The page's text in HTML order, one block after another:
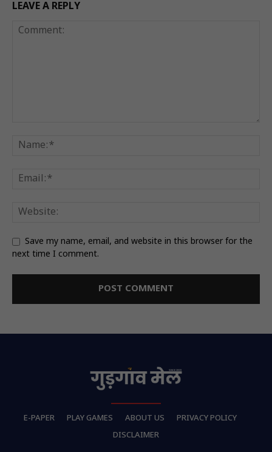
LEAVE A REPLY
Save my name, email, and website in this browser for the
next time I comment.
E-PAPER PLAY GAMES ABOUT US
PRIVACY POLICY
DISCLAIMER